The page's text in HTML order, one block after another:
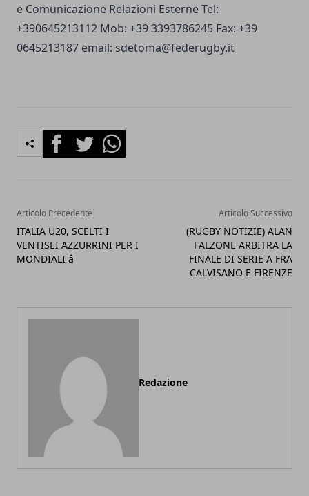
e Comunicazione Relazioni Esterne Tel:
+390645213112 Mob: +39 3393786245 Fax: +39
0645213187 email: sdetoma@federugby.it
FacebookTwitterWhatsapp
Articolo Precedente
ITALIA U20, SCELTI I
VENTISEI AZZURRINI PER I
MONDIALI â
Articolo Successivo
(RUGBY NOTIZIE) ALAN
FALZONE ARBITRA LA
FINALE DI SERIE A FRA
CALVISANO E FIRENZE
Redazione